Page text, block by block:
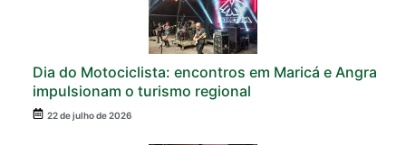
Dia do Motociclista: encontros em Maricá e Angra
impulsionam o turismo regional
22 de julho de 2026